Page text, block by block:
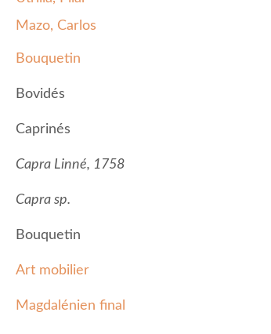
Mazo, Carlos
Bouquetin
Bovidés
Caprinés
Capra Linné, 1758
Capra sp.
Bouquetin
Art mobilier
Magdalénien final